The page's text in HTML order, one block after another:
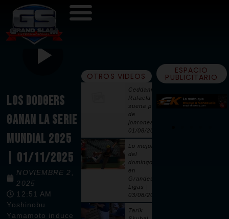
LOS DODGERS
GANAN LA SERIE
MUNDIAL 2025
| 01/11/2025
NOVIEMBRE 2,
2025
12:51 AM
Yoshinobu
Yamamoto induce
OTROS VIDEOS
Ceddanne
Rafaela
suena par
de
jonrones |
01/08/2026
Lo mejor
del
domingo
en
Grandes
Ligas |
03/08/2026
Tarik
ESPACIO
PUBLICITARIO